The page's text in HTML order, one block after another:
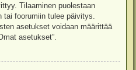
Tilaaminen puolestaan
tai foorumiin tulee päivitys.
asetukset voidaan määrittää
asetukset”.